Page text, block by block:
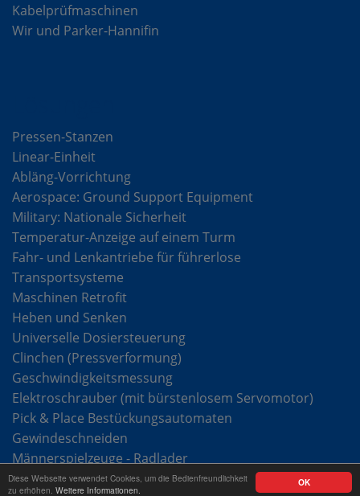
OK
Diese Webseite verwendet Cookies, um die Bedienfreundlichkeit
zu erhöhen. Weitere Informationen.
Kabelprüfmaschinen
Wir und Parker-Hannifin
Pressen-Stanzen
Linear-Einheit
Abläng-Vorrichtung
Aerospace: Ground Support Equipment
Military: Nationale Sicherheit
Temperatur-Anzeige auf einem Turm
Fahr- und Lenkantriebe für führerlose
Transportsysteme
Maschinen Retrofit
Heben und Senken
Universelle Dosiersteuerung
Clinchen (Pressverformung)
Geschwindigkeitsmessung
Elektroschrauber (mit bürstenlosem Servomotor)
Pick & Place Bestückungsautomaten
Gewindeschneiden
Männerspielzeuge - Radlader